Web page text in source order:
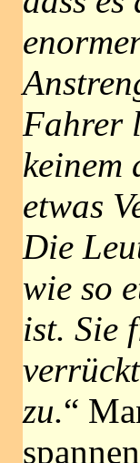
Fahrer
keinem
etwas
Die
wie so
ist. Sie
zu.“